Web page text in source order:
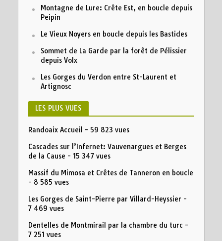
Montagne de Lure: Crête Est, en boucle depuis
Peipin
Le Vieux Noyers en boucle depuis les Bastides
Sommet de La Garde par la forêt de Pélissier
depuis Volx
Les Gorges du Verdon entre St-Laurent et
Artignosc
LES PLUS VUES
Randoaix Accueil - 59 823 vues
Cascades sur l’Infernet: Vauvenargues et Berges
de la Cause - 15 347 vues
Massif du Mimosa et Crêtes de Tanneron en boucle
- 8 585 vues
Les Gorges de Saint-Pierre par Villard-Heyssier -
7 469 vues
Dentelles de Montmirail par la chambre du turc -
7 251 vues